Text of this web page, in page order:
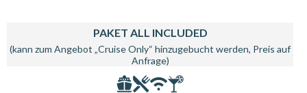
PAKET ALL INCLUDED
(kann zum Angebot „Cruise Only“ hinzugebucht werden, Preis auf
Anfrage)